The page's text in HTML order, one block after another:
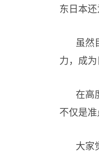
东日本
虽然
力，成
在高
不仅是
大家